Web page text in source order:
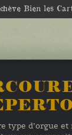
Bien les
type d’orgue